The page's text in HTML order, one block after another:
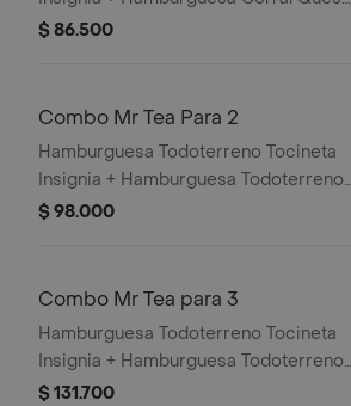
+ 2 papas grandes + 2 bebidas
$ 86.500
Combo Mr Tea Para 2
Hamburguesa Todoterreno Tocineta
Insignia + Hamburguesa Todoterreno
Callejera + 2 papas grandes + 2 Mr
$ 98.000
Combo Mr Tea para 3
Hamburguesa Todoterreno Tocineta
Insignia + Hamburguesa Todoterreno
Callejera + 2 papas grandes + 2 Mr
$ 131.700